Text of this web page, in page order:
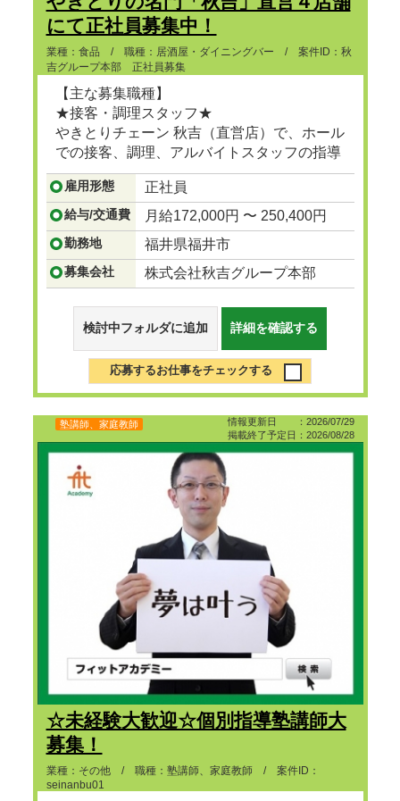
にて正社員募集中！
業種：食品 / 職種：居酒屋・ダイニングバー / 案件ID：秋
吉グループ本部 正社員募集
【主な募集職種】
★接客・調理スタッフ★
やきとりチェーン 秋吉（直営店）で、ホール
での接客、調理、アルバイトスタッフの指導
等。
...つづきを見る
雇用形態 正社員
給与/交通費 月給172,000円 〜 250,400円
勤務地 福井県福井市
募集会社 株式会社秋吉グループ本部
検討中フォルダに追加 詳細を確認する
応募するお仕事をチェックする
情報更新日 ：2026/07/29
掲載終了予定日：2026/08/28
塾講師、家庭教師
☆未経験大歓迎☆個別指導塾講師大
募集！
業種：その他 / 職種：塾講師、家庭教師 / 案件ID：
seinanbu01